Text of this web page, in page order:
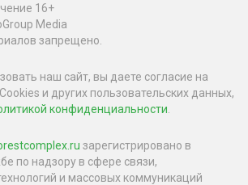
16+
Media
запрещено.
наш сайт, вы даете согласие на
и других пользовательских данных,
конфиденциальности
зарегистрировано в
по надзору в сфере связи,
и массовых коммуникаций